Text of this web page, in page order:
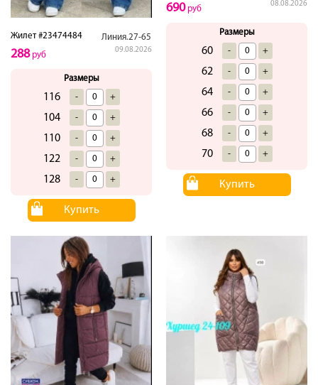
Жилет #23474484 Линия.27-65
09.08.2026
288руб
Размеры
116 - +
104 - +
110 - +
122 - +
128 - +
Купить
08.08.2026
690руб
Размеры
60 - +
62 - +
64 - +
66 - +
68 - +
70 - +
Купить